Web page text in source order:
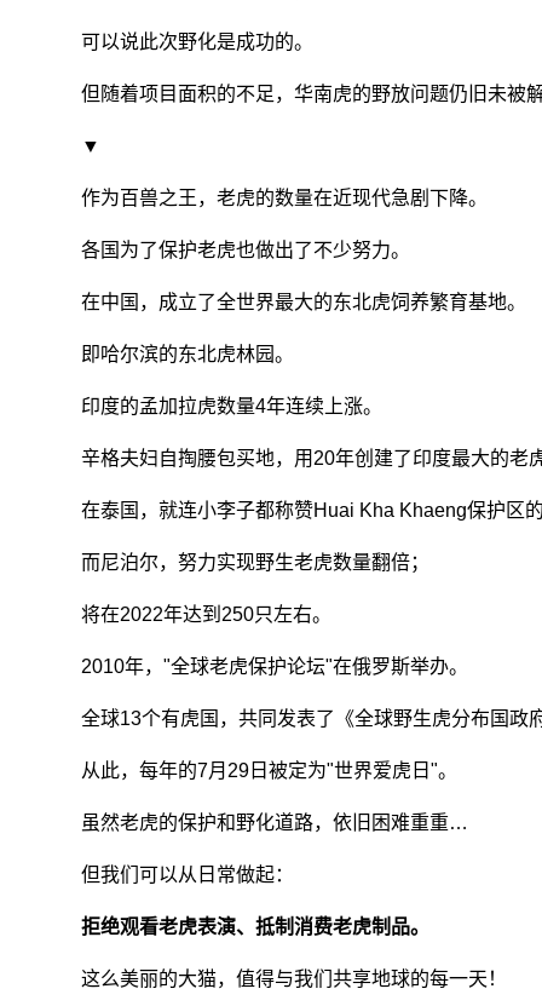
可以说此次野化是成功的。
但随着项目面积的不足，华南虎的野放问题仍旧未被解
▼
作为百兽之王，老虎的数量在近现代急剧下降。
各国为了保护老虎也做出了不少努力。
在中国，成立了全世界最大的东北虎饲养繁育基地。
即哈尔滨的东北虎林园。
印度的孟加拉虎数量4年连续上涨。
辛格夫妇自掏腰包买地，用20年创建了印度最大的老
在泰国，就连小李子都称赞Huai Kha Khaeng保护区的
而尼泊尔，努力实现野生老虎数量翻倍；
将在2022年达到250只左右。
2010年，"全球老虎保护论坛"在俄罗斯举办。
全球13个有虎国，共同发表了《全球野生虎分布国政
从此，每年的7月29日被定为"世界爱虎日"。
虽然老虎的保护和野化道路，依旧困难重重…
但我们可以从日常做起：
拒绝观看老虎表演、抵制消费老虎制品。
这么美丽的大猫，值得与我们共享地球的每一天！